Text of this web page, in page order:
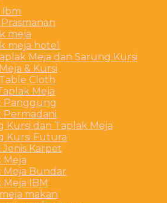
Ibm
meja
meja hotel
Meja dan Sarung Kursi
& Kursi
Cloth
Meja
Panggung
Permadani
Kursi dan Taplak Meja
Kursi Futura
Karpet
Meja
Meja Bundar
IBM
makan